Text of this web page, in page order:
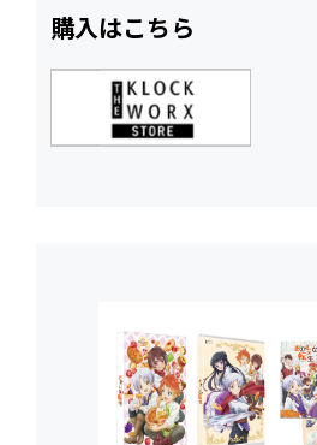
購入はこちら